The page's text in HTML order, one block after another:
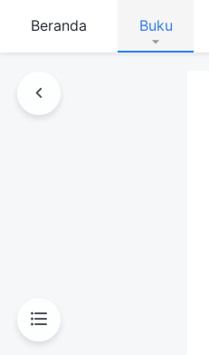
Beranda Buku